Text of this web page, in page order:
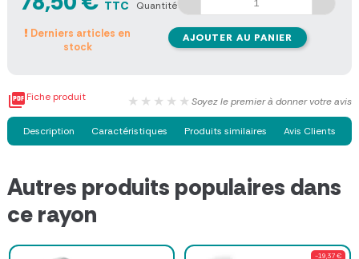
TTC
Derniers articles en
stock
Quantité
AJOUTER AU PANIER
Fiche produit ★★★★★ Soyez le premier à donner votre avis
Description Caractéristiques Produits similaires Avis Clients
Autres produits populaires dans
ce rayon
-19,37 €